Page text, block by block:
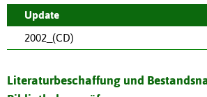
Update
2002_(CD)
Literaturbeschaffung und